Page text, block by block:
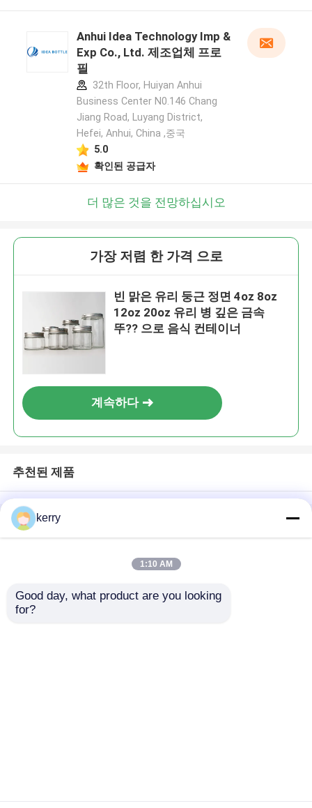
Anhui Idea Technology Imp &
Exp Co., Ltd. 제조업체 프로
필
32th Floor, Huiyan Anhui
Business Center N0.146 Chang
Jiang Road, Luyang District,
Hefei, Anhui, China ,중국
5.0
확인된 공급자
더 많은 것을 전망하십시오
가장 저렴 한 가격 으로
빈 맑은 유리 둥근 정면 4oz 8oz
12oz 20oz 유리 병 깊은 금속
뚜?? 으로 음식 컨테이너
계속하다
추천된 제품
사이트맵
개인정보 보호 정책
품질유리 병중국 공장.Copyright © 2026 Anhui
kerry
1:10 AM
Good day, what product are you looking
for?